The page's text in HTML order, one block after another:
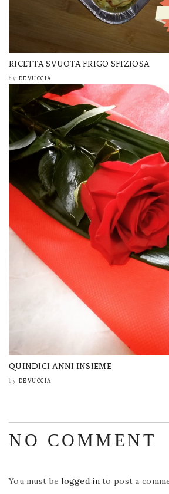
RICETTA SVUOTA FRIGO SFIZIOSA
by DEVUCCIA
QUINDICI ANNI INSIEME
by DEVUCCIA
NO COMMENT
You must belogged into post a